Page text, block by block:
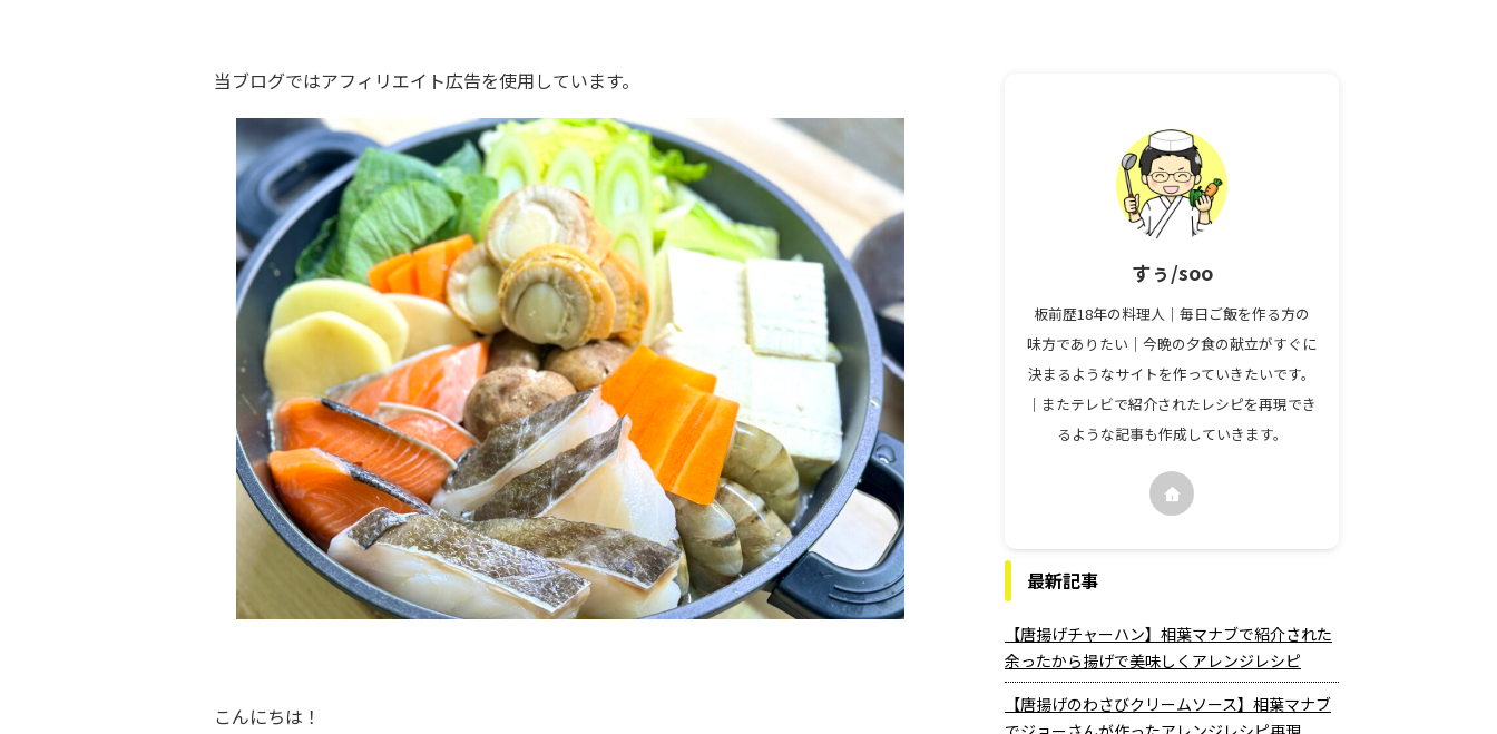
当ブログではアフィリエイト広告を使用しています。
こんにちは！
すぅ/soo
板前歴18年の料理人｜毎日ご飯を作る方の
味方でありたい｜今晩の夕食の献立がすぐに
決まるようなサイトを作っていきたいです。
｜またテレビで紹介されたレシピを再現でき
るような記事も作成していきます。
最新記事
【唐揚げチャーハン】相葉マナブで紹介された
余ったから揚げで美味しくアレンジレシピ
【唐揚げのわさびクリームソース】相葉マナブ